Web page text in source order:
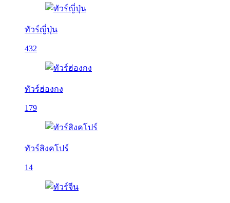
ทัวร์ญี่ปุ่น
432
ทัวร์ฮ่องกง
179
ทัวร์สิงคโปร์
14